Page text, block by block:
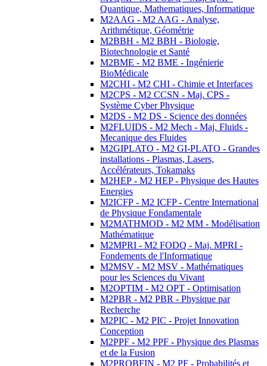
Quantique, Mathematiques, Informatique
M2AAG - M2 AAG - Analyse,
Arithmétique, Géométrie
M2BBH - M2 BBH - Biologie,
Biotechnologie et Santé
M2BME - M2 BME - Ingénierie
BioMédicale
M2CHI - M2 CHI - Chimie et Interfaces
M2CPS - M2 CCSN - Maj. CPS -
Système Cyber Physique
M2DS - M2 DS - Science des données
M2FLUIDS - M2 Mech - Maj. Fluids -
Mecanique des Fluides
M2GIPLATO - M2 GI-PLATO - Grandes
installations - Plasmas, Lasers,
Accélérateurs, Tokamaks
M2HEP - M2 HEP - Physique des Hautes
Energies
M2ICFP - M2 ICFP - Centre International
de Physique Fondamentale
M2MATHMOD - M2 MM - Modélisation
Mathématique
M2MPRI - M2 FODQ - Maj. MPRI -
Fondements de l'Informatique
M2MSV - M2 MSV - Mathématiques
pour les Sciences du Vivant
M2OPTIM - M2 OPT - Optimisation
M2PBR - M2 PBR - Physique par
Recherche
M2PIC - M2 PIC - Projet Innovation
Conception
M2PPF - M2 PPF - Physique des Plasmas
et de la Fusion
M2PROBFIN - M2 PF - Probabilités et